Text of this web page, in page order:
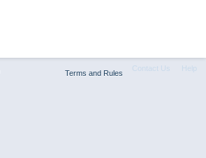
Contact Us Help
Terms and Rules